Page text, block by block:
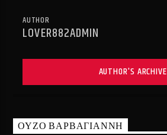
AUTHOR
LOVER882ADMIN
AUTHOR'S ARCHIVE
ΟΥΖΟ ΒΑΡΒΑΓΙΑΝΝΗ